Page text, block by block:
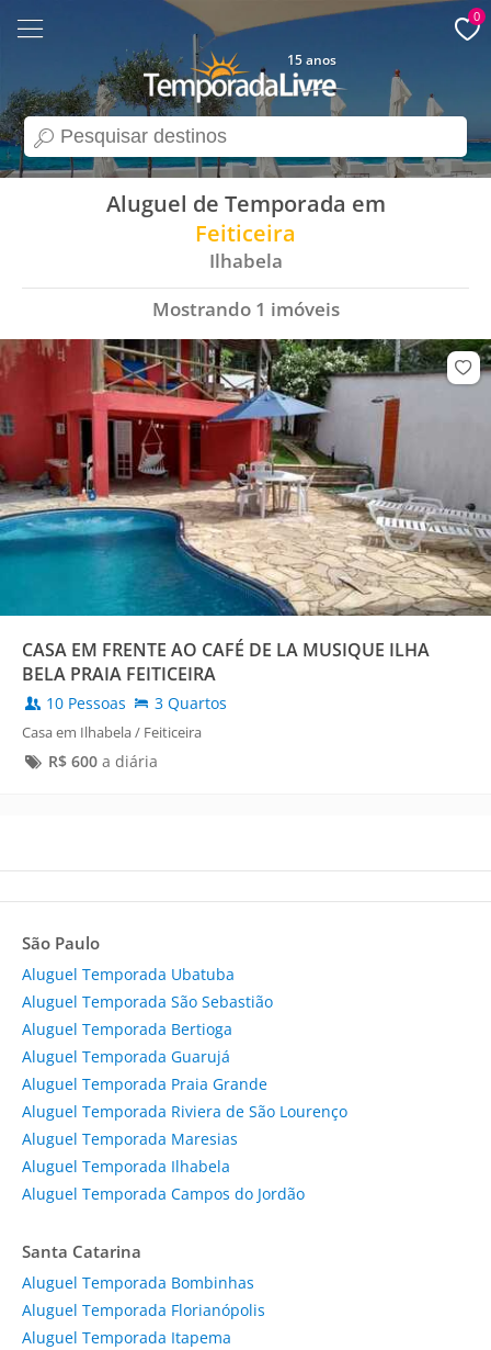
search
15 anos
0
Aluguel de Temporada em
Feiticeira
Ilhabela
Mostrando 1 imóveis
CASA EM FRENTE AO CAFÉ DE LA MUSIQUE ILHA
BELA PRAIA FEITICEIRA
10 Pessoas 3 Quartos
Casa em Ilhabela / Feiticeira
R$ 600a diária
São Paulo
Aluguel Temporada Ubatuba
Aluguel Temporada São Sebastião
Aluguel Temporada Bertioga
Aluguel Temporada Guarujá
Aluguel Temporada Praia Grande
Aluguel Temporada Riviera de São Lourenço
Aluguel Temporada Maresias
Aluguel Temporada Ilhabela
Aluguel Temporada Campos do Jordão
Santa Catarina
Aluguel Temporada Bombinhas
Aluguel Temporada Florianópolis
Aluguel Temporada Itapema